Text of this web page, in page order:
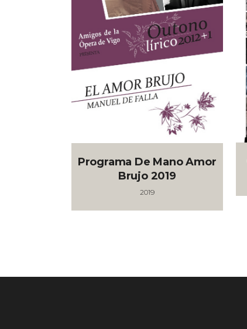
Ver
Programa De Mano Amor
Brujo 2019
2019